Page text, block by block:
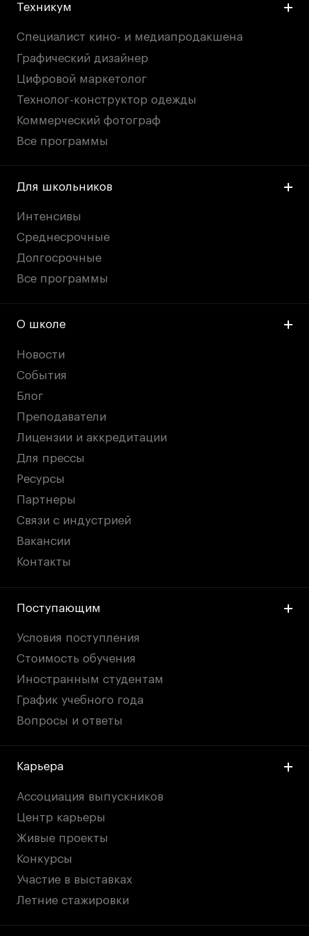
Техникум
Специалист кино- и медиапродакшена
Графический дизайнер
Цифровой маркетолог
Технолог-конструктор одежды
Коммерческий фотограф
Все программы
Для школьников
Интенсивы
Среднесрочные
Долгосрочные
Все программы
О школе
Новости
События
Блог
Преподаватели
Лицензии и аккредитации
Для прессы
Ресурсы
Партнеры
Связи с индустрией
Вакансии
Контакты
Поступающим
Условия поступления
Стоимость обучения
Иностранным студентам
График учебного года
Вопросы и ответы
Карьера
Ассоциация выпускников
Центр карьеры
Живые проекты
Конкурсы
Участие в выставках
Летние стажировки